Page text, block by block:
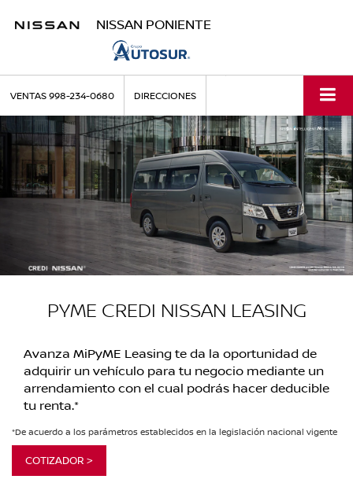
NISSAN PONIENTE
VENTAS998-234-0680 DIRECCIONES
PYME CREDI NISSAN LEASING
Avanza MiPyME Leasing te da la oportunidad de
adquirir un vehículo para tu negocio mediante un
arrendamiento con el cual podrás hacer deducible
tu renta.*
*De acuerdo a los parámetros establecidos en la legislación nacional vigente
COTIZADOR >